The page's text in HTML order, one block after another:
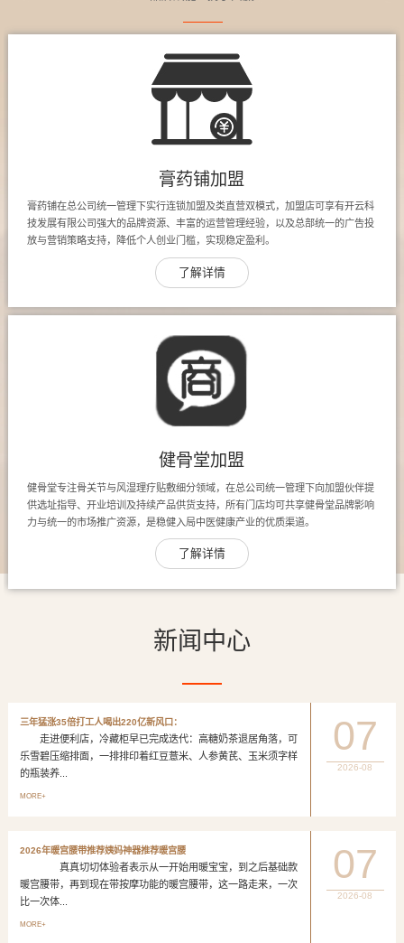
膏药铺加盟
膏药铺在总公司统一管理下实行连锁加盟及类直营双模式，加盟店可享有开云科
技发展有限公司强大的品牌资源、丰富的运营管理经验，以及总部统一的广告投
放与营销策略支持，降低个人创业门槛，实现稳定盈利。
了解详情
健骨堂加盟
健骨堂专注骨关节与风湿理疗贴敷细分领域，在总公司统一管理下向加盟伙伴提
供选址指导、开业培训及持续产品供货支持，所有门店均可共享健骨堂品牌影响
力与统一的市场推广资源，是稳健入局中医健康产业的优质渠道。
了解详情
新闻中心
三年猛涨35倍打工人喝出220亿新风口：
走进便利店，冷藏柜早已完成迭代：高糖奶茶退居角落，可
乐雪碧压缩排面，一排排印着红豆薏米、人参黄芪、玉米须字样
的瓶装养...
MORE+
07
2026-08
2026年暖宫腰带推荐姨妈神器推荐暖宫腰
真真切切体验者表示从一开始用暖宝宝，到之后基础款
暖宫腰带，再到现在带按摩功能的暖宫腰带，这一路走来，一次
比一次体...
MORE+
07
2026-08